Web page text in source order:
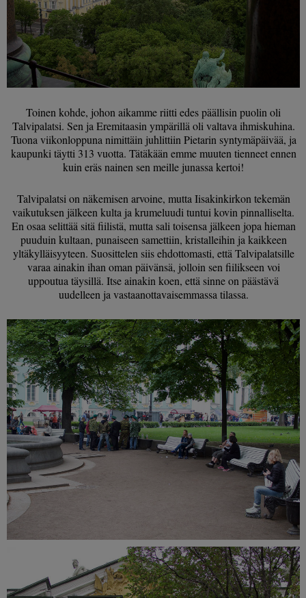
Toinen kohde, johon aikamme riitti edes päällisin puolin oli
Talvipalatsi. Sen ja Eremitaasin ympärillä oli valtava ihmiskuhina.
Tuona viikonloppuna nimittäin juhlittiin Pietarin syntymäpäivää, ja
kaupunki täytti 313 vuotta. Tätäkään emme muuten tienneet ennen
kuin eräs nainen sen meille junassa kertoi!
Talvipalatsi on näkemisen arvoine, mutta Iisakinkirkon tekemän
vaikutuksen jälkeen kulta ja krumeluudi tuntui kovin pinnalliselta.
En osaa selittää sitä fiilistä, mutta sali toisensa jälkeen jopa hieman
puuduin kultaan, punaiseen samettiin, kristalleihin ja kaikkeen
yltäkylläisyyteen. Suosittelen siis ehdottomasti, että Talvipalatsille
varaa ainakin ihan oman päivänsä, jolloin sen fiilikseen voi
uppoutua täysillä. Itse ainakin koen, että sinne on päästävä
uudelleen ja vastaanottavaisemmassa tilassa.